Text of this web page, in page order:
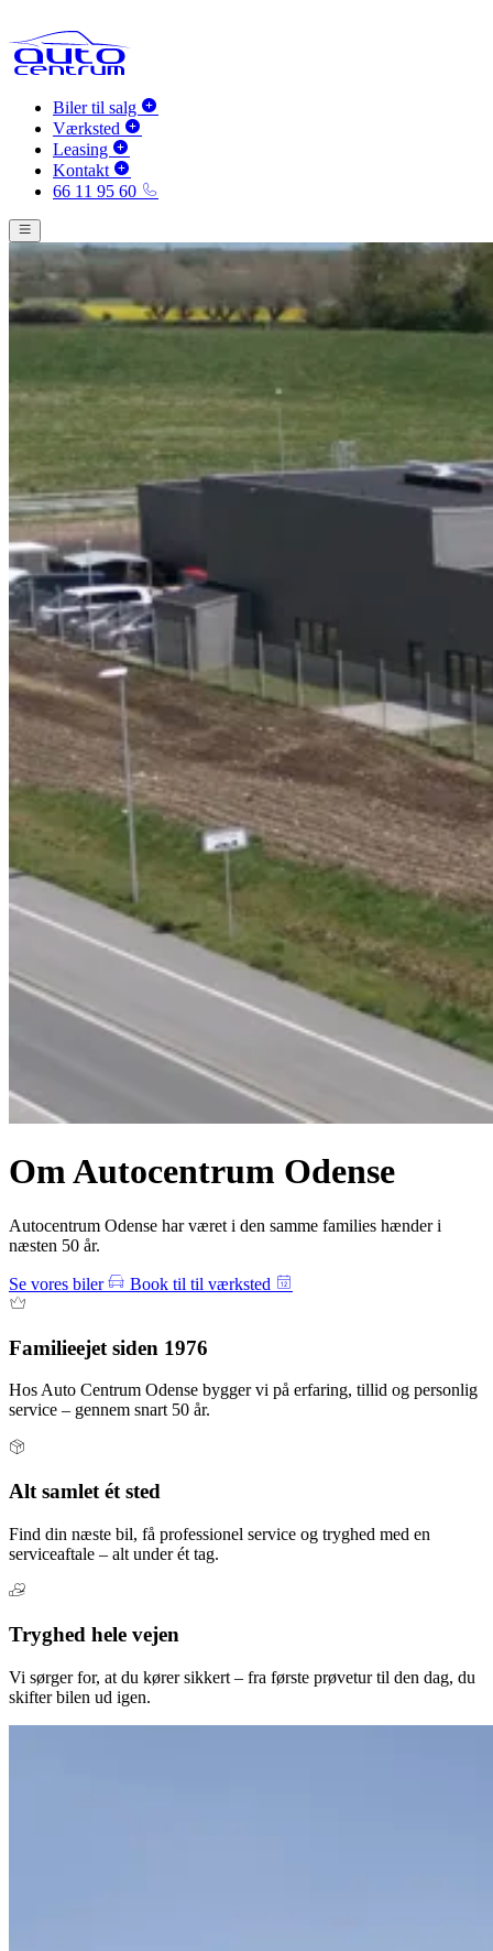
Biler til salg
Værksted
Leasing
Kontakt
66 11 95 60
Om Autocentrum Odense
Autocentrum Odense har været i den samme families hænder i
næsten 50 år.
Se vores biler Book til til værksted
Familieejet siden 1976
Hos Auto Centrum Odense bygger vi på erfaring, tillid og personlig
service – gennem snart 50 år.
Alt samlet ét sted
Find din næste bil, få professionel service og tryghed med en
serviceaftale – alt under ét tag.
Tryghed hele vejen
Vi sørger for, at du kører sikkert – fra første prøvetur til den dag, du
skifter bilen ud igen.